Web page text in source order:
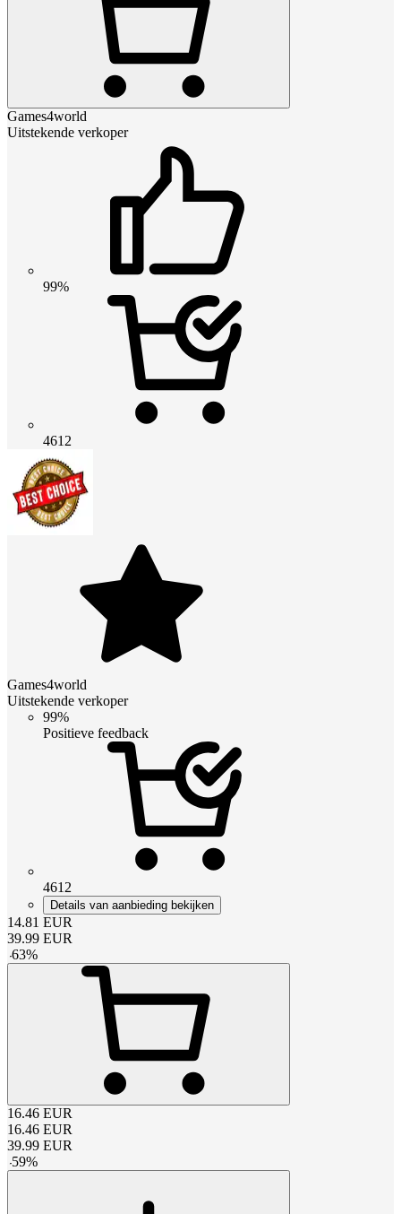
Games4world
Uitstekende verkoper
99%
4612
Games4world
Uitstekende verkoper
99%
Positieve feedback
4612
Details van aanbieding bekijken
14.81 EUR
39.99 EUR
-63%
16.46 EUR
16.46 EUR
39.99 EUR
-59%